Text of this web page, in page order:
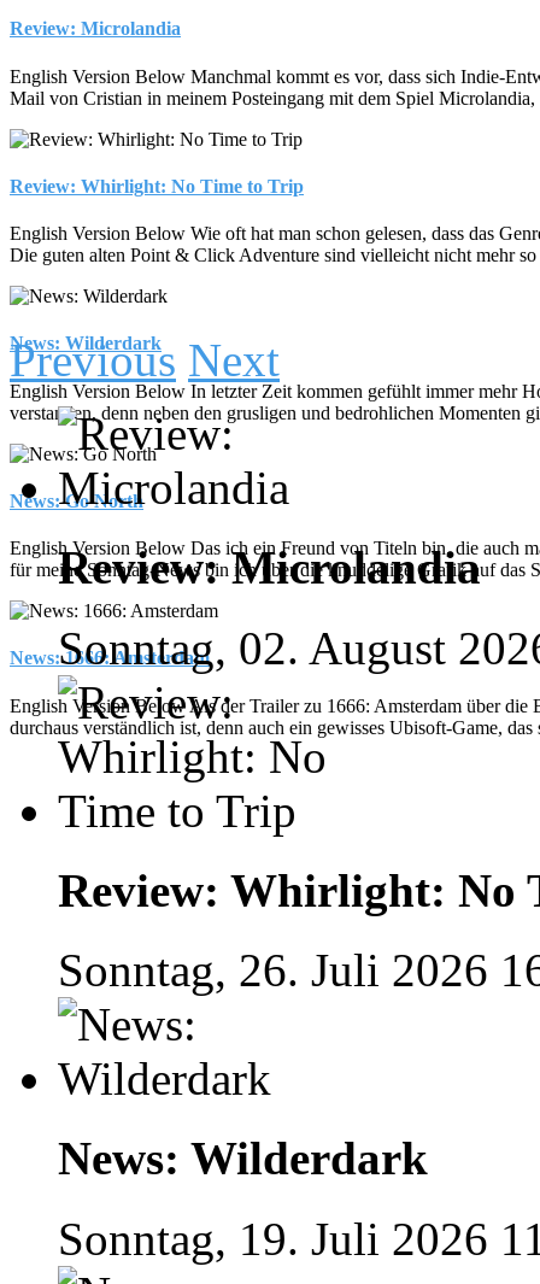
Review: Microlandia
English Version Below Manchmal kommt es vor, dass sich Indie-
Mail von Cristian in meinem Posteingang mit dem Spiel
Review: Whirlight: No Time to Trip
English Version Below Wie oft hat man schon gelesen, dass das
Die guten alten Point & Click Adventure sind vielleicht nicht mehr so
News: Wilderdark
English Version Below In letzter Zeit kommen gefühlt immer mehr
verstanden, denn neben den grusligen und bedrohlichen Momenten
News: Go North
English Version Below Das ich ein Freund von Titeln bin, die auch
für meine Sonntag-News bin ich über die knuddelige Grafik auf das
News: 1666: Amsterdam
English Version Below Als der Trailer zu 1666: Amsterdam über die
durchaus verständlich ist, denn auch ein gewisses Ubisoft-Game,
Previous Next
Review: Microlandia
Sonntag, 02. August
Review: Whirlight: No
Sonntag, 26. Juli 2026
News: Wilderdark
Sonntag, 19. Juli 2026